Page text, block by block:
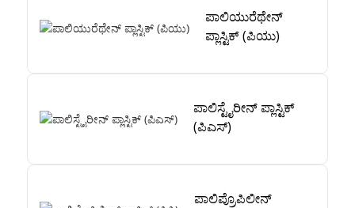
ಪಾಲಿಯುರೆಥೇನ್
ಪ್ಲಾಸ್ಟಿಕ್ (ಪಿಯು)
ಪಾಲಿಸ್ಟೈರೀನ್ ಪ್ಲಾಸ್ಟಿಕ್
(ಪಿಎಸ್)
ಪಾಲಿಪ್ರೊಪಿಲೀನ್